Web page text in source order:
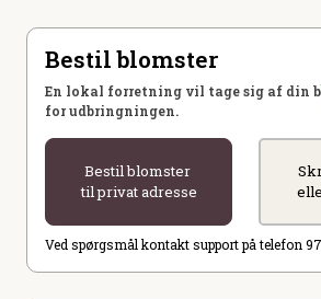
Bestil blomster
En lokal forretning vil tage sig af din
for udbringningen.
Bestil blomster
til privat adresse
Ved spørgsmål kontakt support på telefon